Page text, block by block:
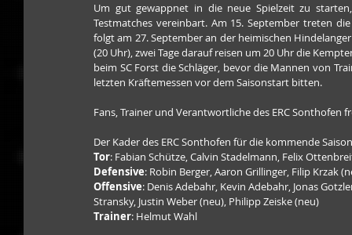
Um gut gewappnet in die neue Spielzeit zu
Testmatches vereinbart. Am 15. September treten
folgt am 27. September an der heimischen
(20 Uhr), zwei Tage darauf reisen um 20 Uhr die
beim SC Forst die Schläger, bevor die Mannen von
letzten Kräftemessen vor dem Saisonstart bitten.
Fans, Trainer und Verantwortliche des ERC Sonthofen
Der Kader des ERC Sonthofen für die kommende
Tor: Fabian Schütze, Calvin Stadelmann, Felix
Defensive: Robin Berger, Aaron Grillinger, Filip Krzak
Offensive: Denis Adebahr, Kevin Adebahr, Jonas
Stransky, Justin Weber (neu), Philipp Zeiske (neu)
Trainer: Helmut Wahl